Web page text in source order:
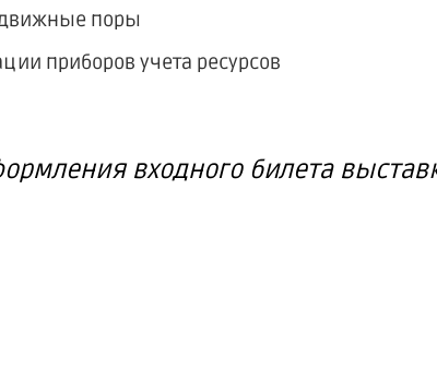
поры
приборов учета ресурсов
входного билета